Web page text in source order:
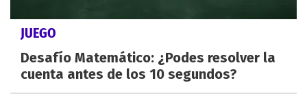
JUEGO
Desafío Matemático: ¿Podes resolver la
cuenta antes de los 10 segundos?